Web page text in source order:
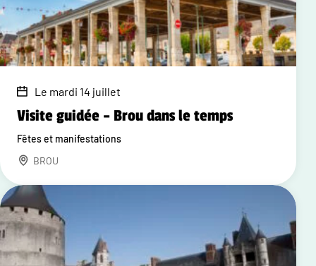
Le mardi 14 juillet
Visite guidée – Brou dans le temps
Fêtes et manifestations
BROU